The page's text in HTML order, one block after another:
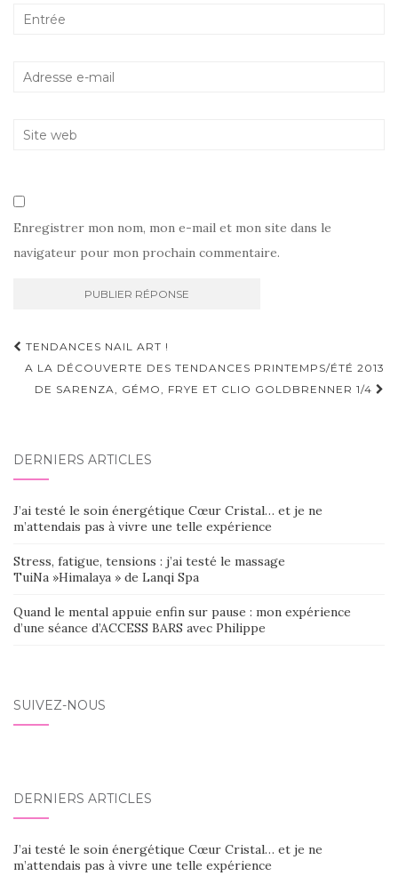
Enregistrer mon nom, mon e-mail et mon site dans le
navigateur pour mon prochain commentaire.
Navigation
d'article
TENDANCES NAIL ART !
A LA DÉCOUVERTE DES TENDANCES PRINTEMPS/ÉTÉ 2013
DE SARENZA, GÉMO, FRYE ET CLIO GOLDBRENNER 1/4
DERNIERS ARTICLES
J’ai testé le soin énergétique Cœur Cristal… et je ne
m’attendais pas à vivre une telle expérience
Stress, fatigue, tensions : j’ai testé le massage
TuiNa »Himalaya » de Lanqi Spa
Quand le mental appuie enfin sur pause : mon expérience
d’une séance d’ACCESS BARS avec Philippe
SUIVEZ-NOUS
DERNIERS ARTICLES
J’ai testé le soin énergétique Cœur Cristal… et je ne
m’attendais pas à vivre une telle expérience